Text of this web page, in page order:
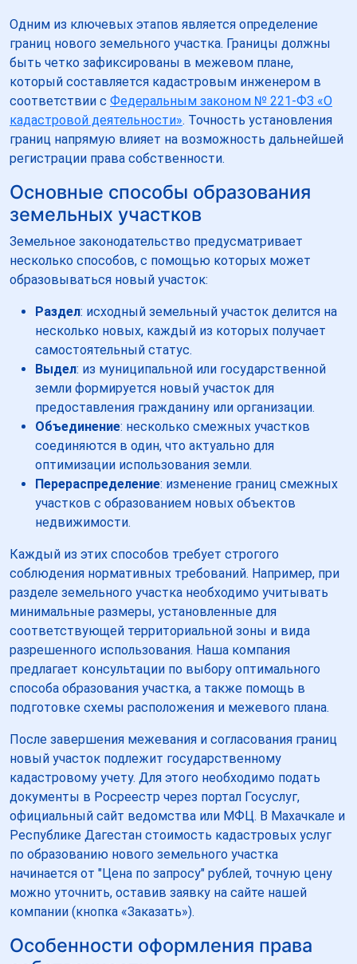
Одним из ключевых этапов является определение
границ нового земельного участка. Границы должны
быть четко зафиксированы в межевом плане,
который составляется кадастровым инженером в
соответствии с Федеральным законом № 221-ФЗ «О
кадастровой деятельности». Точность установления
границ напрямую влияет на возможность дальнейшей
регистрации права собственности.
Основные способы образования
земельных участков
Земельное законодательство предусматривает
несколько способов, с помощью которых может
образовываться новый участок:
Раздел: исходный земельный участок делится на
несколько новых, каждый из которых получает
самостоятельный статус.
Выдел: из муниципальной или государственной
земли формируется новый участок для
предоставления гражданину или организации.
Объединение: несколько смежных участков
соединяются в один, что актуально для
оптимизации использования земли.
Перераспределение: изменение границ смежных
участков с образованием новых объектов
недвижимости.
Каждый из этих способов требует строгого
соблюдения нормативных требований. Например, при
разделе земельного участка необходимо учитывать
минимальные размеры, установленные для
соответствующей территориальной зоны и вида
разрешенного использования. Наша компания
предлагает консультации по выбору оптимального
способа образования участка, а также помощь в
подготовке схемы расположения и межевого плана.
После завершения межевания и согласования границ
новый участок подлежит государственному
кадастровому учету. Для этого необходимо подать
документы в Росреестр через портал Госуслуг,
официальный сайт ведомства или МФЦ. В Махачкале и
Республике Дагестан стоимость кадастровых услуг
по образованию нового земельного участка
начинается от "Цена по запросу" рублей, точную цену
можно уточнить, оставив заявку на сайте нашей
компании (кнопка «Заказать»).
Особенности оформления права